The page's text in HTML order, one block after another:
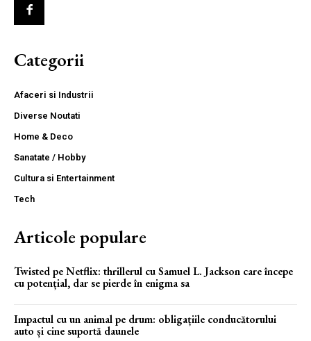
Categorii
Afaceri si Industrii
Diverse Noutati
Home & Deco
Sanatate / Hobby
Cultura si Entertainment
Tech
Articole populare
Twisted pe Netflix: thrillerul cu Samuel L. Jackson care începe
cu potențial, dar se pierde în enigma sa
Impactul cu un animal pe drum: obligațiile conducătorului
auto și cine suportă daunele